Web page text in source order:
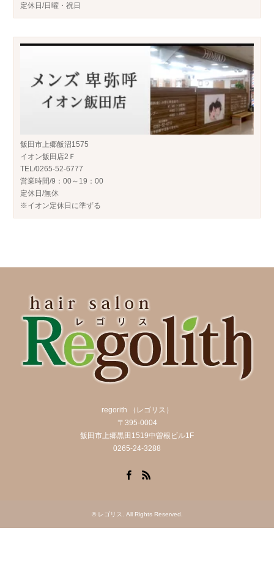
定休日/日曜・祝日
飯田市上郷飯沼1575
イオン飯田店2Ｆ
TEL/0265-52-6777
営業時間/9：00～19：00
定休日/無休
※イオン定休日に準ずる
regorith （レゴリス）
〒395-0004
飯田市上郷黒田1519中曽根ビル1F
0265-24-3288
© レゴリス . All Rights Reserved.